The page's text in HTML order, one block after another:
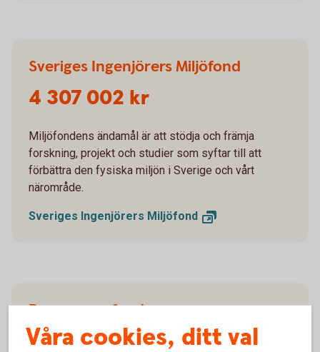
Sveriges Ingenjörers Miljöfond
4 307 002 kr
Miljöfondens ändamål är att stödja och främja
forskning, projekt och studier som syftar till att
förbättra den fysiska miljön i Sverige och vårt
närområde.
Sveriges Ingenjörers Miljöfond
Barncancerfonden
3 011 347 kr
Våra cookies, ditt val